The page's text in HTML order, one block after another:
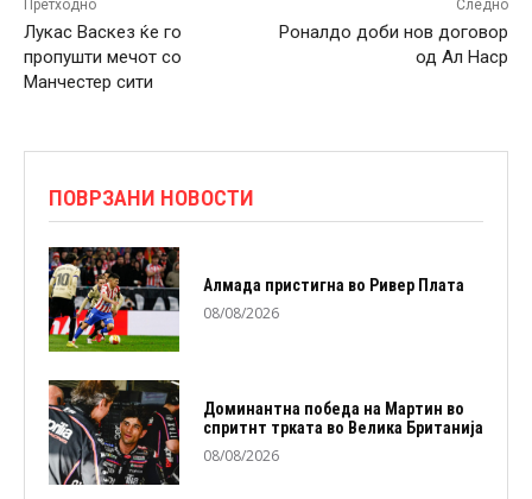
Претходно
Лукас Васкез ќе го
пропушти мечот со
Манчестер сити
Следно
Роналдо доби нов договор
од Ал Наср
ПОВРЗАНИ НОВОСТИ
Алмада пристигна во Ривер Плата
08/08/2026
Доминантна победа на Мартин во
спритнт трката во Велика Британија
08/08/2026